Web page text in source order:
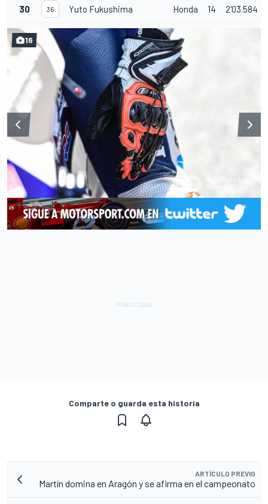
30 36 Yuto Fukushima Honda 14 2'03.584
16
Comparte o guarda esta historia
ARTÍCULO PREVIO
Martín domina en Aragón y se afirma en el campeonato